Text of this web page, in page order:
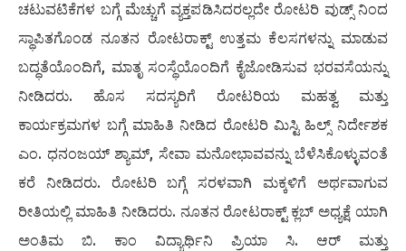
ಚಟುವಟಿಕೆಗಳ ಬಗ್ಗೆ ಮೆಚ್ಚುಗೆ ವ್ಯಕ್ತಪಡಿಸಿದರಲ್ಲದೇ ರೋಟರಿ ವುಡ್ಸ್ ನಿಂದ
ಸ್ಥಾಪಿತಗೊಂಡ ನೂತನ ರೋಟರಾಕ್ಟ್ ಉತ್ತಮ ಕೆಲಸಗಳನ್ನು ಮಾಡುವ
ಬದ್ಧತೆಯೊಂದಿಗೆ, ಮಾತೃ ಸಂಸ್ಥೆಯೊಂದಿಗೆ ಕೈಜೋಡಿಸುವ ಭರವಸೆಯನ್ನು
ನೀಡಿದರು. ಹೊಸ ಸದಸ್ಯರಿಗೆ ರೋಟರಿಯ ಮಹತ್ವ ಮತ್ತು
ಕಾರ್ಯಕ್ರಮಗಳ ಬಗ್ಗೆ ಮಾಹಿತಿ ನೀಡಿದ ರೋಟರಿ ಮಿಸ್ಟಿ ಹಿಲ್ಸ್ ನಿರ್ದೇಶಕ
ಎಂ. ಧನಂಜಯ್ ಶ್ಯಾಮ್, ಸೇವಾ ಮನೋಭಾವವನ್ನು ಬೆಳೆಸಿಕೊಳ್ಳುವಂತೆ
ಕರೆ ನೀಡಿದರು. ರೋಟರಿ ಬಗ್ಗೆ ಸರಳವಾಗಿ ಮಕ್ಕಳಿಗೆ ಅರ್ಥವಾಗುವ
ರೀತಿಯಲ್ಲಿ ಮಾಹಿತಿ ನೀಡಿದರು. ನೂತನ ರೋಟರಾಕ್ಟ್ ಕ್ಲಬ್ ಅಧ್ಯಕ್ಷೆ ಯಾಗಿ
ಅಂತಿಮ ಬಿ. ಕಾಂ ವಿದ್ಯಾರ್ಥಿನಿ ಪ್ರಿಯಾ ಸಿ. ಆರ್ ಮತ್ತು